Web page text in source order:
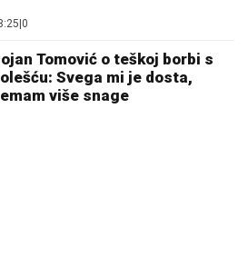
|0
Tomović o teškoj borbi s
Svega mi je dosta,
više snage